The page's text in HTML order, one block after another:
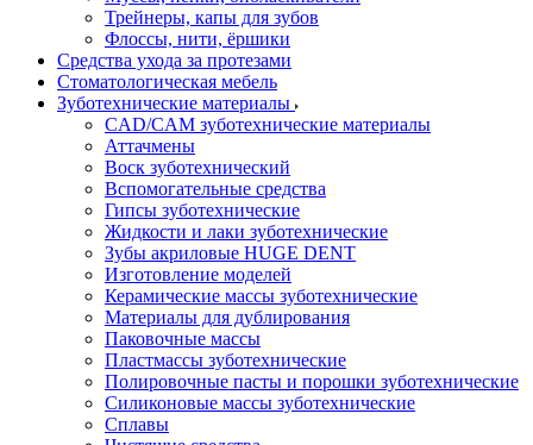
Трейнеры, капы для зубов
Флоссы, нити, ёршики
Средства ухода за протезами
Стоматологическая мебель
Зуботехнические материалы
CAD/CAM зуботехнические материалы
Аттачмены
Воск зуботехнический
Вспомогательные средства
Гипсы зуботехнические
Жидкости и лаки зуботехнические
Зубы акриловые HUGE DENT
Изготовление моделей
Керамические массы зуботехнические
Материалы для дублирования
Паковочные массы
Пластмассы зуботехнические
Полировочные пасты и порошки зуботехнические
Силиконовые массы зуботехнические
Сплавы